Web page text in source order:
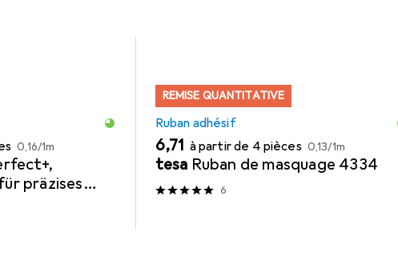
EUR
0,16/1m
präzises
REMISE QUANTITATIVE
Ruban adhésif
EUR
6,71 à partir de 4 pièces EUR
0,13/1m
tesa Ruban de masquage 4334
6